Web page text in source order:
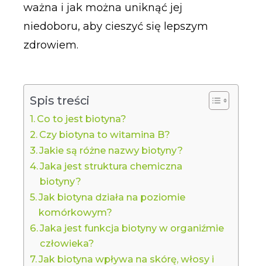
ważna i jak można uniknąć jej
niedoboru, aby cieszyć się lepszym
zdrowiem.
Spis treści
Co to jest biotyna?
Czy biotyna to witamina B?
Jakie są różne nazwy biotyny?
Jaka jest struktura chemiczna
biotyny?
Jak biotyna działa na poziomie
komórkowym?
Jaka jest funkcja biotyny w organiźmie
człowieka?
Jak biotyna wpływa na skórę, włosy i